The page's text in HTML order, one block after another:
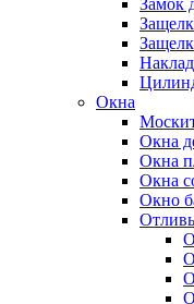
Замок
Окна
Окна
Окна
Окна
Окно